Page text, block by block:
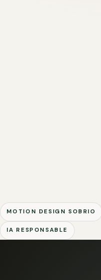
MOTION DESIGN SOBRIO
IA RESPONSABLE